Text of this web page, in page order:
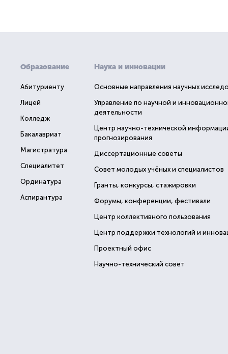
Образование
Абитуриенту
Лицей
Колледж
Бакалавриат
Магистратура
Специалитет
Ординатура
Аспирантура
Наука и инновации
Основные направления научных
Управление по научной и
деятельности
Центр научно-технической
прогнозирования
Диссертационные советы
Совет молодых учёных и специалистов
Гранты, конкурсы, стажировки
Форумы, конференции, фестивали
Центр коллективного пользования
Центр поддержки технологий и
Проектный офис
Научно-технический совет